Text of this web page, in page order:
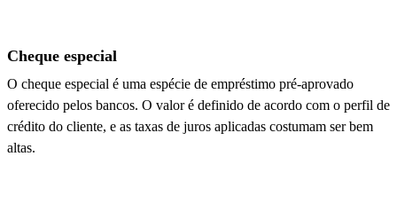
Cheque especial
O cheque especial é uma espécie de empréstimo pré-aprovado
oferecido pelos bancos. O valor é definido de acordo com o perfil de
crédito do cliente, e as taxas de juros aplicadas costumam ser bem
altas.